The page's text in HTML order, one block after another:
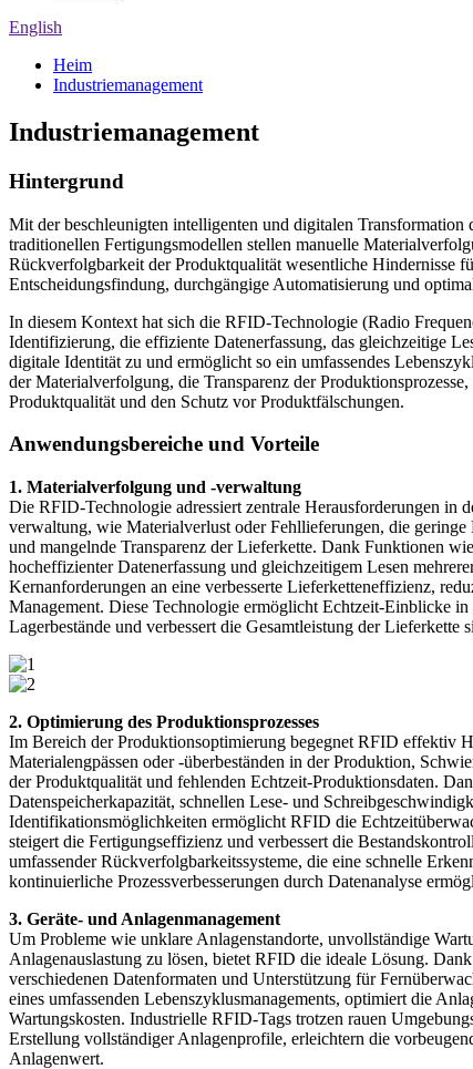
English
Heim
Industriemanagement
Industriemanagement
Hintergrund
Mit der beschleunigten intelligenten und digitalen
traditionellen Fertigungsmodellen stellen manuelle
Rückverfolgbarkeit der Produktqualität wesentliche Hindernisse
Entscheidungsfindung, durchgängige Automatisierung und
In diesem Kontext hat sich die RFID-Technologie (Radio
Identifizierung, die effiziente Datenerfassung, das gleichzeitige
digitale Identität zu und ermöglicht so ein umfassendes
der Materialverfolgung, die Transparenz der
Produktqualität und den Schutz vor Produktfälschungen.
Anwendungsbereiche und Vorteile
1. Materialverfolgung und -verwaltung
Die RFID-Technologie adressiert zentrale Herausforderungen in
verwaltung, wie Materialverlust oder Fehllieferungen, die
und mangelnde Transparenz der Lieferkette. Dank Funktionen
hocheffizienter Datenerfassung und gleichzeitigem Lesen
Kernanforderungen an eine verbesserte Lieferketteneffizienz,
Management. Diese Technologie ermöglicht Echtzeit-Einblicke
Lagerbestände und verbessert die Gesamtleistung der Lieferkette
2. Optimierung des Produktionsprozesses
Im Bereich der Produktionsoptimierung begegnet RFID effektiv
Materialengpässen oder -überbeständen in der Produktion,
der Produktqualität und fehlenden Echtzeit-Produktionsdaten.
Datenspeicherkapazität, schnellen Lese- und
Identifikationsmöglichkeiten ermöglicht RFID die
steigert die Fertigungseffizienz und verbessert die
umfassender Rückverfolgbarkeitssysteme, die eine schnelle
kontinuierliche Prozessverbesserungen durch Datenanalyse
3. Geräte- und Anlagenmanagement
Um Probleme wie unklare Anlagenstandorte, unvollständige
Anlagenauslastung zu lösen, bietet RFID die ideale Lösung.
verschiedenen Datenformaten und Unterstützung für
eines umfassenden Lebenszyklusmanagements, optimiert die
Wartungskosten. Industrielle RFID-Tags trotzen rauen
Erstellung vollständiger Anlagenprofile, erleichtern die
Anlagenwert.